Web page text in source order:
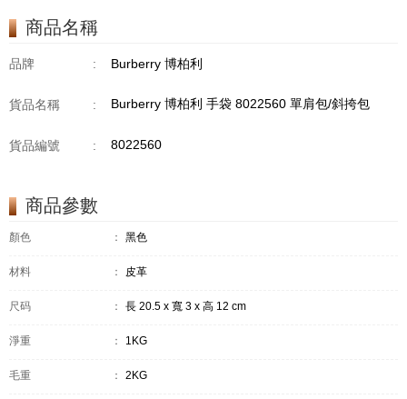
商品名稱
品牌 : Burberry 博柏利
貨品名稱 : Burberry 博柏利 手袋 8022560 單肩包/斜挎包
貨品編號 : 8022560
商品參數
顏色 ： 黑色
材料 ： 皮革
尺码 ： 長 20.5 x 寬 3 x 高 12 cm
淨重 ： 1KG
毛重 ： 2KG